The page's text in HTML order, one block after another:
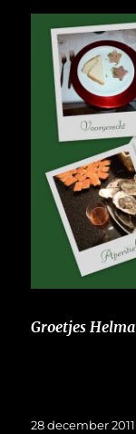
Groetjes Helma
Geplaatst
28 december 2011